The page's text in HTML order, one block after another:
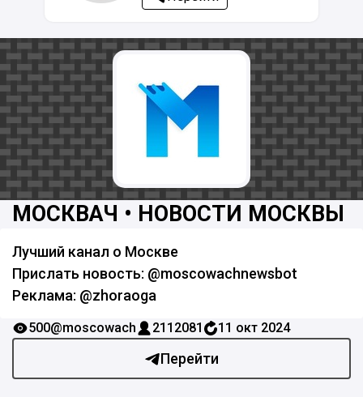
МОСКВАЧ • НОВОСТИ МОСКВЫ
Лучший канал о Москве
Прислать новость: @moscowachnewsbot
Реклама: @zhoraoga
Перейти
500@moscowach 2112081 11 окт 2024